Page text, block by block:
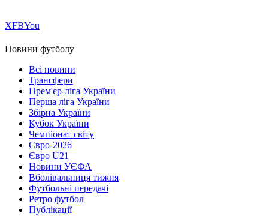
ХFBYou
Новини футболу
Всі новини
Трансфери
Прем'єр-ліга України
Перша ліга України
Збірна України
Кубок України
Чемпіонат світу
Євро-2026
Євро U21
Новини УЄФА
Вболівальниця тижня
Футбольні передачі
Ретро футбол
Публікації